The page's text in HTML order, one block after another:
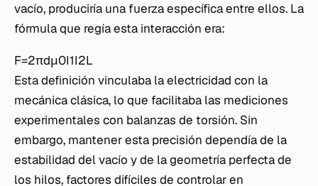
vacío, produciría una fuerza específica entre ellos. La
fórmula que regía esta interacción era:
F=2πdμ0​I1​I2​L​
Esta definición vinculaba la electricidad con la
mecánica clásica, lo que facilitaba las mediciones
experimentales con balanzas de torsión. Sin
embargo, mantener esta precisión dependía de la
estabilidad del vacío y de la geometría perfecta de
los hilos, factores difíciles de controlar en